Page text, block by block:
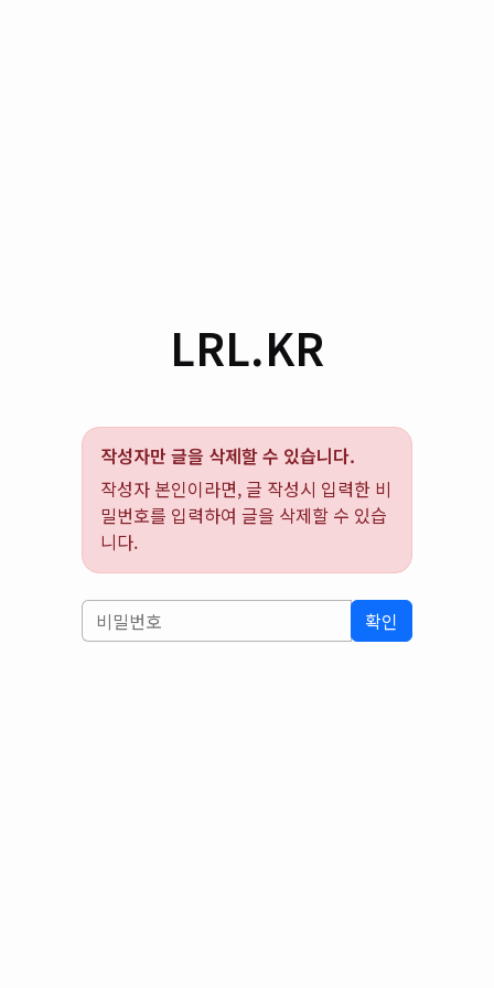
LRL.KR
작성자만 글을 삭제할 수 있습니다.
작성자 본인이라면, 글 작성시 입력한 비
밀번호를 입력하여 글을 삭제할 수 있습
니다.
확인